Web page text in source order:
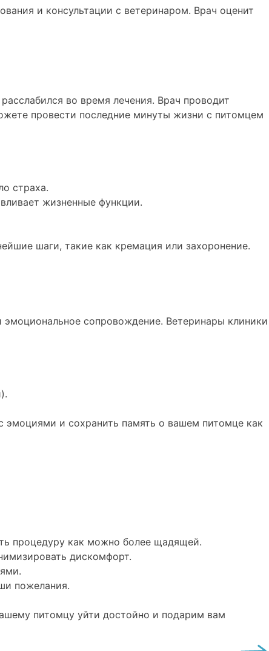
и консультации с ветеринаром. Врач оценит
во время лечения. Врач проводит
провести последние минуты жизни с питомцем
страха.
жизненные функции.
шаги, такие как кремация или захоронение.
сопровождение. Ветеринары клиники
и сохранить память о вашем питомце как
процедуру как можно более щадящей.
дискомфорт.
пожелания.
питомцу уйти достойно и подарим вам